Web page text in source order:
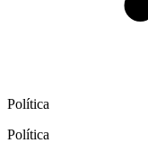
Política
Política